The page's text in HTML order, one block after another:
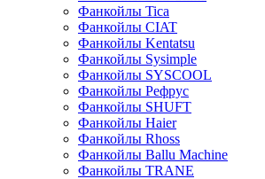
Фанкойлы Tica
Фанкойлы CIAT
Фанкойлы Kentatsu
Фанкойлы Sysimple
Фанкойлы SYSCOOL
Фанкойлы Рефрус
Фанкойлы SHUFT
Фанкойлы Haier
Фанкойлы Rhoss
Фанкойлы Ballu Machine
Фанкойлы TRANE